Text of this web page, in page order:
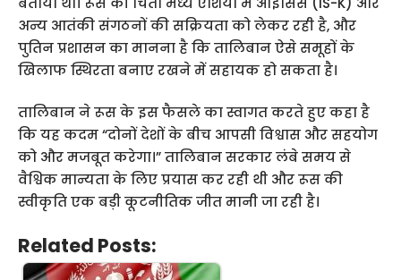
अन्य आतंकी संगठनों की सक्रियता को लेकर रही है, और
पुतिन प्रशासन का मानना है कि तालिबान ऐसे समूहों के
खिलाफ स्थिरता बनाए रखने में सहायक हो सकता है।
तालिबान ने रूस के इस फैसले का स्वागत करते हुए कहा है
कि यह कदम “दोनों देशों के बीच आपसी विश्वास और सहयोग
को और मजबूत करेगा।” तालिबान सरकार लंबे समय से
वैश्विक मान्यता के लिए प्रयास कर रही थी और रूस की
स्वीकृति एक बड़ी कूटनीतिक जीत मानी जा रही है।
Related Posts: